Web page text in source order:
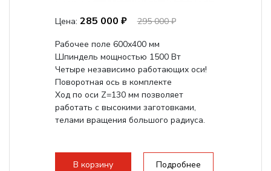
Цена: 285 000 ₽
295 000 ₽
Рабочее поле 600х400 мм
Шпиндель мощностью 1500 Вт
Четыре независимо работающих оси!
Поворотная ось в комплекте
Ход по оси Z=130 мм позволяет
работать с высокими заготовками,
телами вращения большого радиуса.
В корзину Подробнее